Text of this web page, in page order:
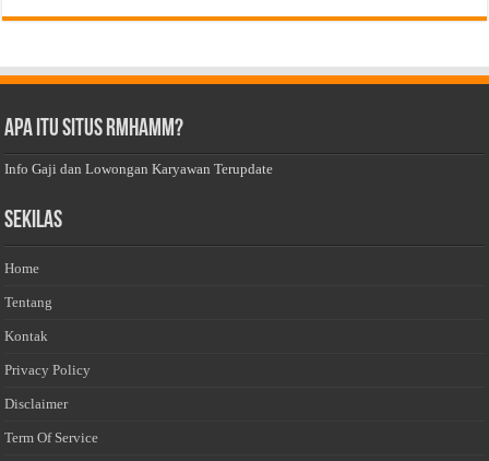
Apa Itu Situs Rmhamm?
Info Gaji dan Lowongan Karyawan Terupdate
Sekilas
Home
Tentang
Kontak
Privacy Policy
Disclaimer
Term Of Service